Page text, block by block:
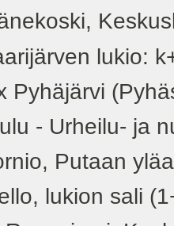
lukio:
Urheilu- ja
Putaan
lukion sali